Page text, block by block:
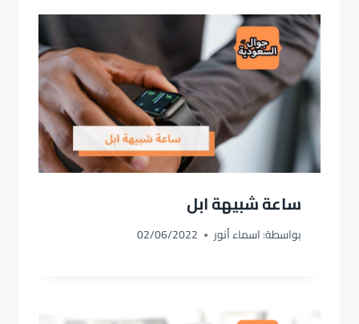
ساعة شبيهة ابل
بواسطة:اسماء أنور 02/06/2022